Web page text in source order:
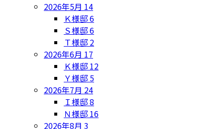
2026年5月 14
Ｋ様邸6
Ｓ様邸6
Ｔ様邸 2
2026年6月 17
Ｋ様邸 12
Ｙ様邸 5
2026年7月 24
Ｉ様邸8
Ｎ様邸 16
2026年8月 3